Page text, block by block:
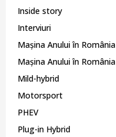
Inside story
Interviuri
Mașina Anului în România
Mașina Anului în România
Mild-hybrid
Motorsport
PHEV
Plug-in Hybrid